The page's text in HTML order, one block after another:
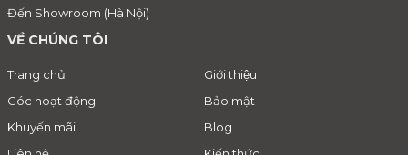
Đến Showroom (Hà Nội)
VỀ CHÚNG TÔI
Trang chủ
Giới thiệu
Góc hoạt động
Bảo mật
Khuyến mãi
Blog